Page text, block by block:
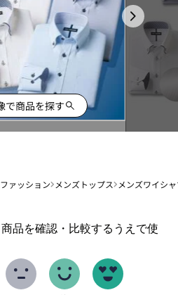
で商品を探す
ァッション メンズトップス メンズワイシ
品を確認・比較するうえで使